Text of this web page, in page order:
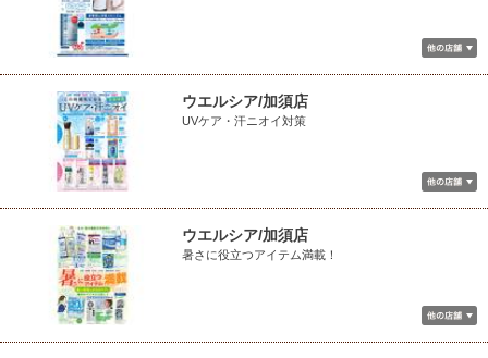
ウエルシア/加須店
UVケア・汗ニオイ対策
ウエルシア/加須店
暑さに役立つアイテム満載！